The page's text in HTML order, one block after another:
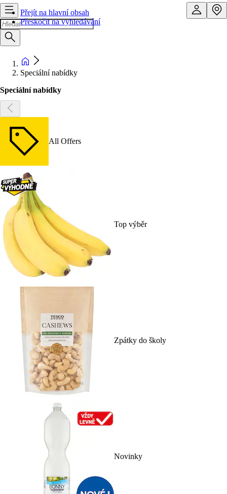
Přejít na hlavní obsah
Přeskočit na vyhledávání
Speciální nabídky
Speciální nabídky
All Offers
Top výběr
Zpátky do školy
Novinky